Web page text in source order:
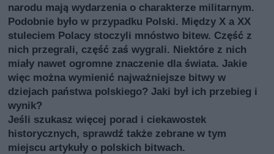
narodu mają wydarzenia o charakterze militarnym.
Podobnie było w przypadku Polski. Między X a XX
stuleciem Polacy stoczyli mnóstwo bitew. Część z
nich przegrali, część zaś wygrali. Niektóre z nich
miały nawet ogromne znaczenie dla świata. Jakie
więc można wymienić najważniejsze bitwy w
dziejach państwa polskiego? Jaki był ich przebieg i
wynik?
Jeśli szukasz więcej porad i ciekawostek
historycznych, sprawdź także zebrane w tym
miejscu artykuły o polskich bitwach.